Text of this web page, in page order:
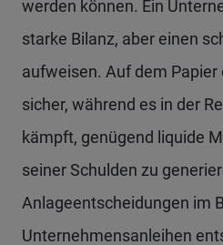
werden können. Ein
starke Bilanz, aber einen
aufweisen. Auf dem Papier
sicher, während es in der
kämpft, genügend liquide
seiner Schulden zu
Anlageentscheidungen im
Unternehmensanleihen